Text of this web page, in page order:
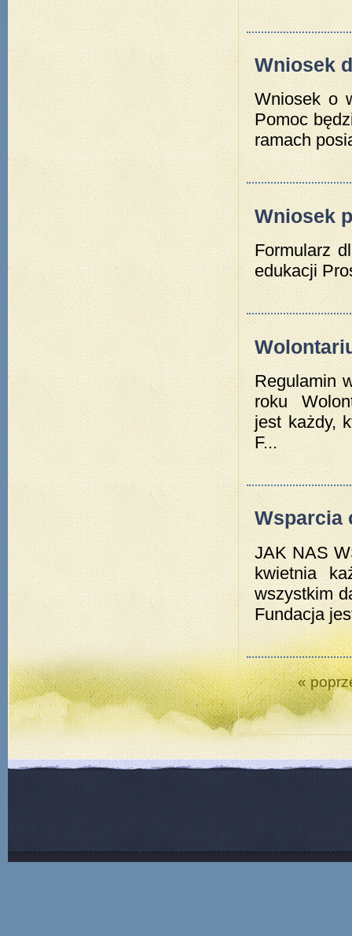
Wniosek
Wniosek o
Pomoc
ramach
Wniosek
Formularz
edukacji
Regulamin
roku
jest każdy,
F...
Wsparcia
JAK NAS
kwietnia
wszystkim
Fundacja
«